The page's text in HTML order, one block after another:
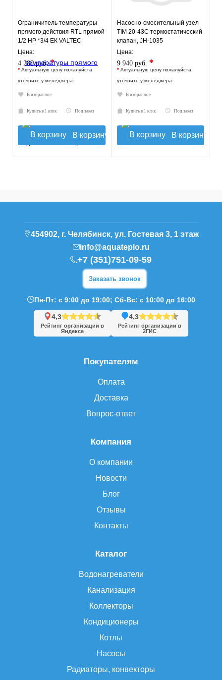
Ограничитель температуры
прямого действия RTL прямой
1/2 НР *3/4 ЕК VALTEC
Цена:
4 280 руб.*
* Актуальную цену пожалуйста
уточните у менеджера
В избранное
Купить в 1 клик Под заказ
В корзину
Насосно-смесительный узел
TIM 20-43С термостатический
клапан, JH-1035
Цена:
9 940 руб. *
* Актуальную цену пожалуйста
уточните у менеджера
В избранное
Купить в 1 клик Под заказ
В корзину
Каталог
Водонагреватели
Канализация
Коллекторы
Кондиционеры
Котлы
Насосы
Радиаторы, конвекторы
Компания
О компании
Новости
Блог
Отзывы
Контакты
Покупателям
Оплата
Доставка
Вопрос-ответ
454902, г. Челябинск, ул. Гостевая 3, 1 этаж
info@aquateplo.ru
+7 (351)751-09-59
Заказать звонок
Пн-Пт: с 9:00 до 19:00; Сб-Вс: с 10:00 до 16:00
4,3
Рейтинг организации в
Яндексе
4,3
Рейтинг организации в
2ГИС